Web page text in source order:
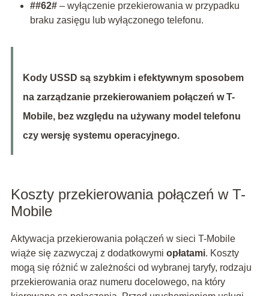
##62#– wyłączenie przekierowania w przypadku
braku zasięgu lub wyłączonego telefonu.
Kody USSD są szybkim i efektywnym sposobem
na zarządzanie przekierowaniem połączeń w T-
Mobile, bez względu na używany model telefonu
czy wersję systemu operacyjnego.
Koszty przekierowania połączeń w T-
Mobile
Aktywacja przekierowania połączeń w sieci T-Mobile
wiąże się zazwyczaj z dodatkowymi opłatami. Koszty
mogą się różnić w zależności od wybranej taryfy, rodzaju
przekierowania oraz numeru docelowego, na który